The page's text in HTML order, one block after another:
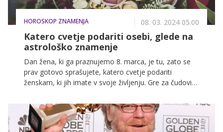
HOROSKOP ZNAMENJA 08. 03. 2024 05.00
Katero cvetje podariti osebi, glede na
astrološko znamenje
Dan žena, ki ga praznujemo 8. marca, je tu, zato se
prav gotovo sprašujete, katero cvetje podariti
ženskam, ki jih imate v svoje življenju. Gre za čudovito
ljubezen, a vsaka roža ni primerna za vsako žensko.